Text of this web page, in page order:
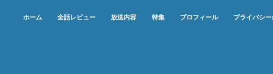
ホーム 全話レビュー 放送内容 特集 プロフィール プライバシ